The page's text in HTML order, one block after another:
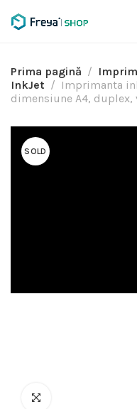
Prima pagină
InkJet
Imprimanta
dimensiune A4, duplex,
SOLD